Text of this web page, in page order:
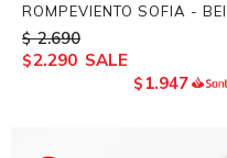
ROMPEVIENTO SOFIA -
$ 2.690
$2.290
$ 1.947